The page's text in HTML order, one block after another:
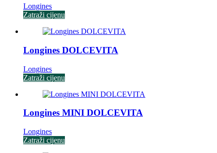
Longines
Zatraži cijenu
Longines DOLCEVITA
Longines
Zatraži cijenu
Longines MINI DOLCEVITA
Longines
Zatraži cijenu